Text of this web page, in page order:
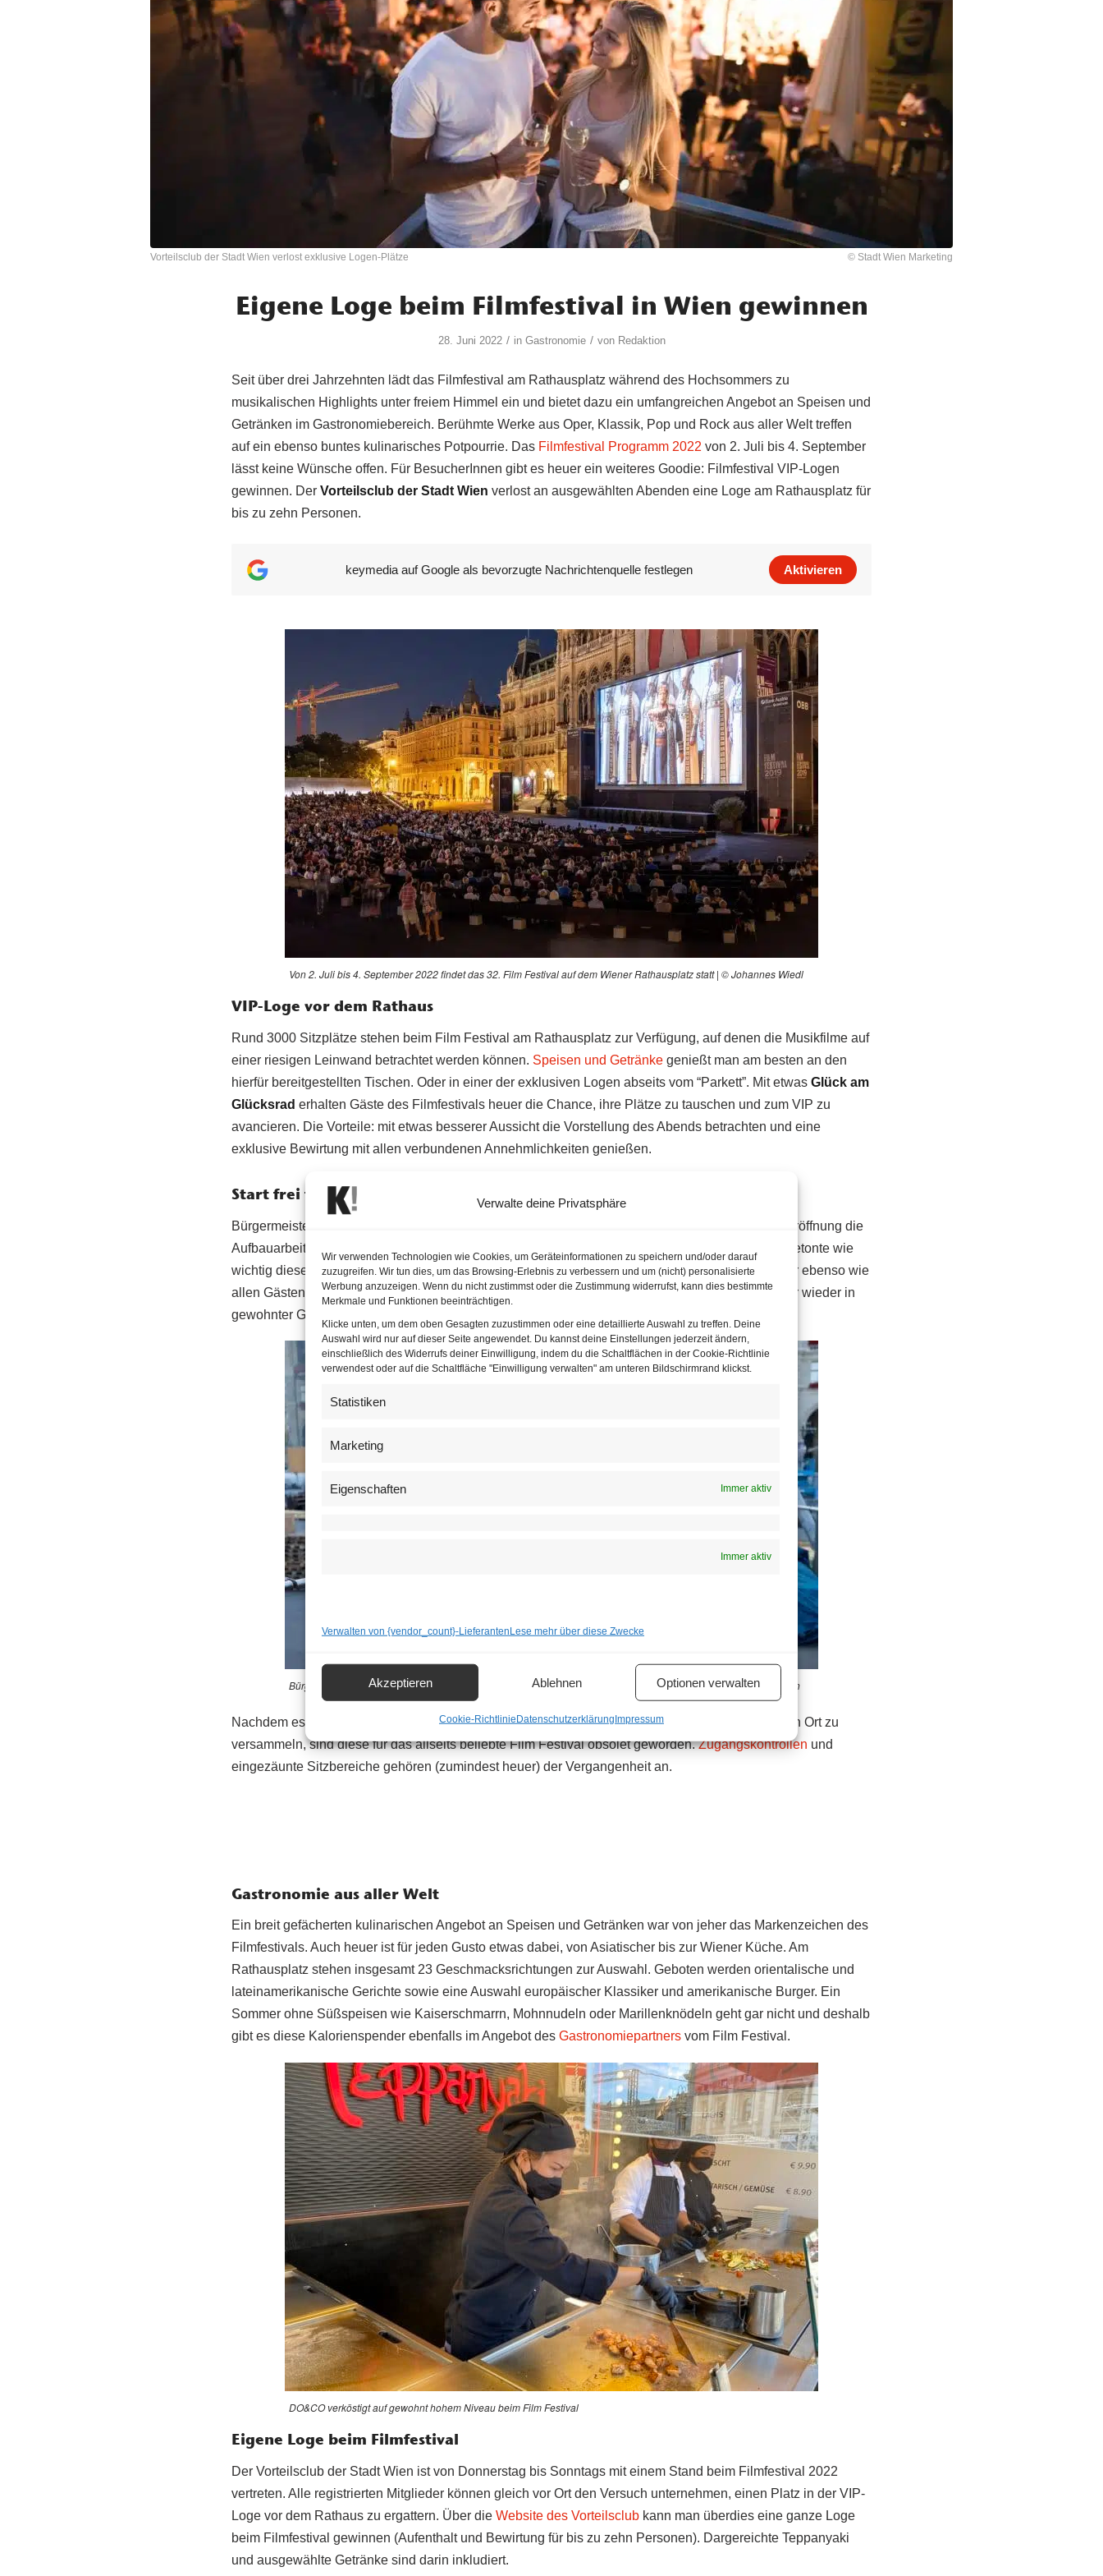
Verwalte deine Privatsphäre
Wir verwenden Technologien wie Cookies, um Geräteinformationen zu speichern und/oder darauf
zuzugreifen. Wir tun dies, um das Browsing-Erlebnis zu verbessern und um (nicht) personalisierte
Werbung anzuzeigen. Wenn du nicht zustimmst oder die Zustimmung widerrufst, kann dies bestimmte
Merkmale und Funktionen beeinträchtigen.
Klicke unten, um dem oben Gesagten zuzustimmen oder eine detaillierte Auswahl zu treffen. Deine
Auswahl wird nur auf dieser Seite angewendet. Du kannst deine Einstellungen jederzeit ändern,
einschließlich des Widerrufs deiner Einwilligung, indem du die Schaltflächen in der Cookie-Richtlinie
verwendest oder auf die Schaltfläche "Einwilligung verwalten" am unteren Bildschirmrand klickst.
Statistiken
Marketing
Eigenschaften Immer aktiv
Immer aktiv
Verwalten von {vendor_count}-LieferantenLese mehr über diese Zwecke
Akzeptieren Ablehnen Optionen verwalten
Cookie-RichtlinieDatenschutzerklärungImpressum
Vorteilsclub der Stadt Wien verlost exklusive Logen-Plätze © Stadt Wien Marketing
Eigene Loge beim Filmfestival in Wien gewinnen
28. Juni 2022 / in Gastronomie / von Redaktion
Seit über drei Jahrzehnten lädt das Filmfestival am Rathausplatz während des Hochsommers zu
musikalischen Highlights unter freiem Himmel ein und bietet dazu ein umfangreichen Angebot an Speisen und
Getränken im Gastronomiebereich. Berühmte Werke aus Oper, Klassik, Pop und Rock aus aller Welt treffen
auf ein ebenso buntes kulinarisches Potpourrie. Das Filmfestival Programm 2022 von 2. Juli bis 4. September
lässt keine Wünsche offen. Für BesucherInnen gibt es heuer ein weiteres Goodie: Filmfestival VIP-Logen
gewinnen. Der Vorteilsclub der Stadt Wien verlost an ausgewählten Abenden eine Loge am Rathausplatz für
bis zu zehn Personen.
keymedia auf Google als bevorzugte Nachrichtenquelle festlegen Aktivieren
Von 2. Juli bis 4. September 2022 findet das 32. Film Festival auf dem Wiener Rathausplatz statt | © Johannes Wiedl
VIP-Loge vor dem Rathaus
Rund 3000 Sitzplätze stehen beim Film Festival am Rathausplatz zur Verfügung, auf denen die Musikfilme auf
einer riesigen Leinwand betrachtet werden können. Speisen und Getränke genießt man am besten an den
hierfür bereitgestellten Tischen. Oder in einer der exklusiven Logen abseits vom “Parkett”. Mit etwas Glück am
Glücksrad erhalten Gäste des Filmfestivals heuer die Chance, ihre Plätze zu tauschen und zum VIP zu
avancieren. Die Vorteile: mit etwas besserer Aussicht die Vorstellung des Abends betrachten und eine
exklusive Bewirtung mit allen verbundenen Annehmlichkeiten genießen.
Start frei für das Filmfestival 2022
Bürgermeister Michael Ludwig und Finanzstadtrat Peter Hanke besuchten wenige Tage vor der Eröffnung die
Aufbauarbeiten auf dem Rathausplatz und machten sich ein Bild von den Fortschritten.
betonte wie
wichtig dieses “kostenlose, frei zugängliche Kulturangebot ist”, das allen Wienerinnen und Wiener ebenso wie
allen Gästen der Stadt geboten wird.Hankezeigte sich wiederum erfreut, dass das Festival heuer wieder in
gewohnter Größe stattfinden kann.
Bürgermeister Michael Ludwig (re.) und Finanzstadtrat Peter Hanke auf Visite am Rathausplatz | © David Bohmann
Nachdem es in den vergangenen Jahren etliche Bedenken gab, viele Menschen proaktiv an einen Ort zu
versammeln, sind diese für das allseits beliebte Film Festival obsolet geworden.Zugangskontrollen und
eingezäunte Sitzbereiche gehören (zumindest heuer) der Vergangenheit an.
Gastronomie aus aller Welt
Ein breit gefächerten kulinarischen Angebot an Speisen und Getränken war von jeher das Markenzeichen des
Filmfestivals. Auch heuer ist für jeden Gusto etwas dabei, von Asiatischer bis zur Wiener Küche. Am
Rathausplatz stehen insgesamt 23 Geschmacksrichtungen zur Auswahl. Geboten werden orientalische und
lateinamerikanische Gerichte sowie eine Auswahl europäischer Klassiker und amerikanische Burger. Ein
Sommer ohne Süßspeisen wie Kaiserschmarrn, Mohnnudeln oder Marillenknödeln geht gar nicht und deshalb
gibt es diese Kalorienspender ebenfalls im Angebot des Gastronomiepartners vom Film Festival.
DO&CO verköstigt auf gewohnt hohem Niveau beim Film Festival
Eigene Loge beim Filmfestival
Der Vorteilsclub der Stadt Wien ist von Donnerstag bis Sonntags mit einem Stand beim Filmfestival 2022
vertreten. Alle registrierten Mitglieder können gleich vor Ort den Versuch unternehmen, einen Platz in der VIP-
Loge vor dem Rathaus zu ergattern. Über die Website des Vorteilsclub kann man überdies eine ganze Loge
beim Filmfestival gewinnen (Aufenthalt und Bewirtung für bis zu zehn Personen). Dargereichte Teppanyaki
und ausgewählte Getränke sind darin inkludiert.